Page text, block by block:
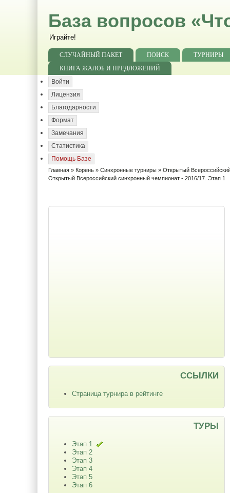
База вопросов
Играйте!
СЛУЧАЙНЫЙ ПАКЕТ ПОИСК
ТУРНИРЫ
КНИГА ЖАЛОБ И ПРЕДЛОЖЕНИЙ
Войти
Лицензия
Благодарности
Формат
Замечания
Статистика
Помощь Базе
Главная » Корень » Синхронные турниры » Открытый
Открытый Всероссийский синхронный чемпионат - 2016/17. Этап 1
ССЫЛКИ
Страница турнира в рейтинге
ТУРЫ
Этап 1
Этап 2
Этап 3
Этап 4
Этап 5
Этап 6